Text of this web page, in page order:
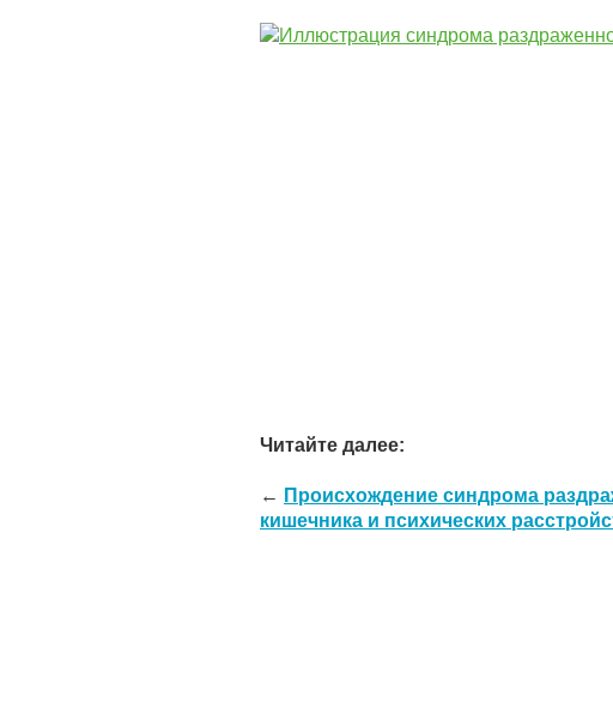
Читайте далее:
← Происхождение синдрома
кишечника и психических